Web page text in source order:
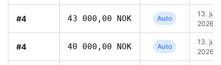
#4 43 000,00 NOK Auto
13. juli
2026,
#4 40 000,00 NOK Auto
13. juli
2026,